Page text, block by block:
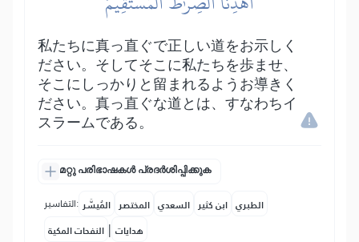
私たちに真っ直ぐで正しい道をお示しく
ださい。そしてそこに私たちを歩ませ、
そこにしっかりと留まれるようお導きく
ださい。真っ直ぐな道とは、すなわちイ
スラームである。
മറ്റു പരിഭാഷകൾ പ്രദർശിപ്പിക്കുക
التفاسير: المُيسَّر المختصر السعدي ابن كثير الطبري
النفحات المكية | هدايات